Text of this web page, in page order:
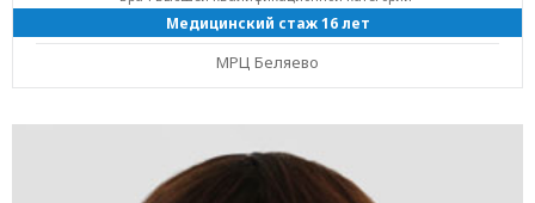
Медицинский стаж 16 лет
МРЦ Беляево